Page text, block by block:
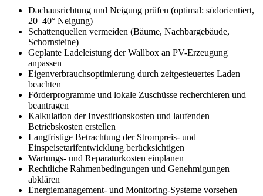
Dachausrichtung und Neigung prüfen (optimal: südorientiert,
20–40° Neigung)
Schattenquellen vermeiden (Bäume, Nachbargebäude,
Schornsteine)
Geplante Ladeleistung der Wallbox an PV-Erzeugung
anpassen
Eigenverbrauchsoptimierung durch zeitgesteuertes Laden
beachten
Förderprogramme und lokale Zuschüsse recherchieren und
beantragen
Kalkulation der Investitionskosten und laufenden
Betriebskosten erstellen
Langfristige Betrachtung der Strompreis- und
Einspeisetarifentwicklung berücksichtigen
Wartungs- und Reparaturkosten einplanen
Rechtliche Rahmenbedingungen und Genehmigungen
abklären
Energiemanagement- und Monitoring-Systeme vorsehen